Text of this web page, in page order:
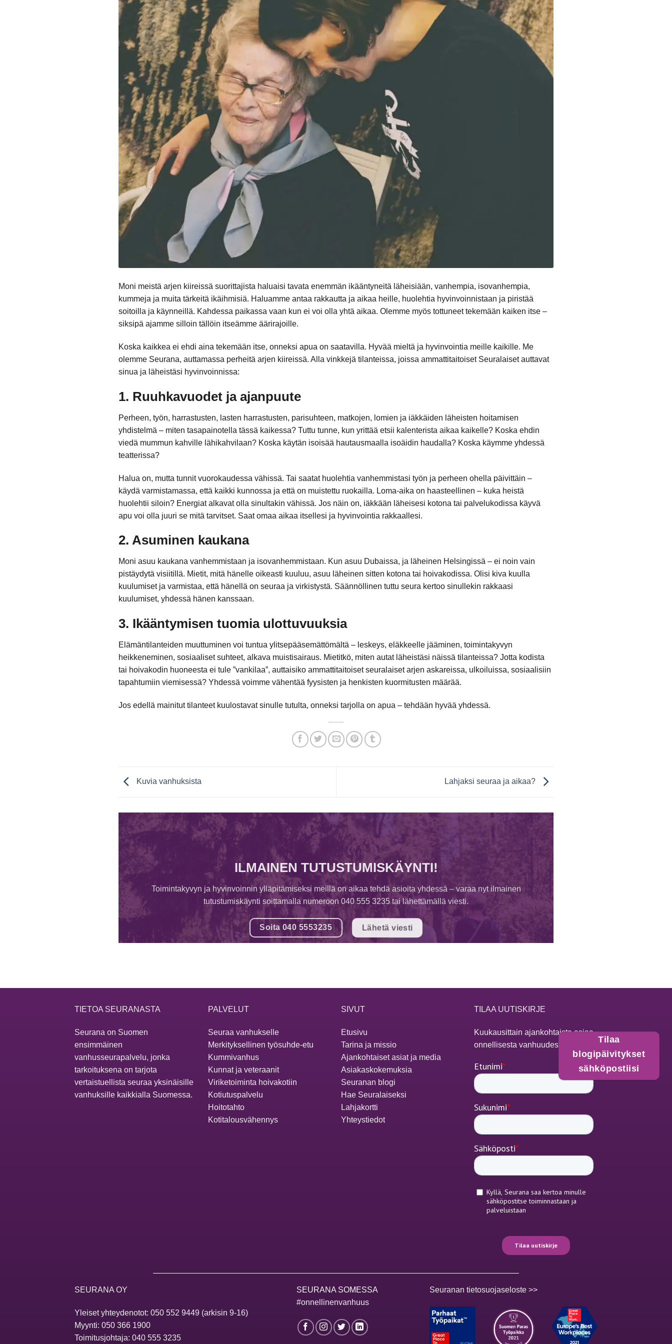
Moni meistä arjen kiireissä suorittajista haluaisi tavata enemmän ikääntyneitä läheisiään, vanhempia, isovanhempia,
kummeja ja muita tärkeitä ikäihmisiä. Haluamme antaa rakkautta ja aikaa heille, huolehtia hyvinvoinnistaan ja piristää
soitoilla ja käynneillä. Kahdessa paikassa vaan kun ei voi olla yhtä aikaa. Olemme myös tottuneet tekemään kaiken itse –
siksipä ajamme silloin tällöin itseämme äärirajoille.
Koska kaikkea ei ehdi aina tekemään itse, onneksi apua on saatavilla. Hyvää mieltä ja hyvinvointia meille kaikille. Me
olemme Seurana, auttamassa perheitä arjen kiireissä. Alla vinkkejä tilanteissa, joissa ammattitaitoiset Seuralaiset auttavat
sinua ja läheistäsi hyvinvoinnissa:
1. Ruuhkavuodet ja ajanpuute
Perheen, työn, harrastusten, lasten harrastusten, parisuhteen, matkojen, lomien ja iäkkäiden läheisten hoitamisen
yhdistelmä – miten tasapainotella tässä kaikessa? Tuttu tunne, kun yrittää etsii kalenterista aikaa kaikelle? Koska ehdin
viedä mummun kahville lähikahvilaan? Koska käytän isoisää hautausmaalla isoäidin haudalla? Koska käymme yhdessä
teatterissa?
Halua on, mutta tunnit vuorokaudessa vähissä. Tai saatat huolehtia vanhemmistasi työn ja perheen ohella päivittäin –
käydä varmistamassa, että kaikki kunnossa ja että on muistettu ruokailla. Loma-aika on haasteellinen – kuka heistä
huolehtii siloin? Energiat alkavat olla sinultakin vähissä. Jos näin on, iäkkään läheisesi kotona tai palvelukodissa käyvä
apu voi olla juuri se mitä tarvitset. Saat omaa aikaa itsellesi ja hyvinvointia rakkaallesi.
2. Asuminen kaukana
Moni asuu kaukana vanhemmistaan ja isovanhemmistaan. Kun asuu Dubaissa, ja läheinen Helsingissä – ei noin vain
pistäydytä visiitillä. Mietit, mitä hänelle oikeasti kuuluu, asuu läheinen sitten kotona tai hoivakodissa. Olisi kiva kuulla
kuulumiset ja varmistaa, että hänellä on seuraa ja virkistystä. Säännöllinen tuttu seura kertoo sinullekin rakkaasi
kuulumiset, yhdessä hänen kanssaan.
3. Ikääntymisen tuomia ulottuvuuksia
Elämäntilanteiden muuttuminen voi tuntua ylitsepääsemättömältä – leskeys, eläkkeelle jääminen, toimintakyvyn
heikkeneminen, sosiaaliset suhteet, alkava muistisairaus. Mietitkö, miten autat läheistäsi näissä tilanteissa? Jotta kodista
tai hoivakodin huoneesta ei tule ”vankilaa”, auttaisiko ammattitaitoiset seuralaiset arjen askareissa, ulkoiluissa, sosiaalisiin
tapahtumiin viemisessä? Yhdessä voimme vähentää fyysisten ja henkisten kuormitusten määrää.
Jos edellä mainitut tilanteet kuulostavat sinulle tutulta, onneksi tarjolla on apua – tehdään hyvää yhdessä.
Kuvia vanhuksista Lahjaksi seuraa ja aikaa?
Tilaa
blogipäivitykset
sähköpostiisi
ILMAINEN TUTUSTUMISKÄYNTI!
Toimintakyvyn ja hyvinvoinnin ylläpitämiseksi meillä on aikaa tehdä asioita yhdessä – varaa nyt ilmainen
tutustumiskäynti soittamalla numeroon 040 555 3235 tai lähettämällä viesti.
Soita 040 5553235 Lähetä viesti
TIETOA SEURANASTA
Seurana on Suomen
ensimmäinen
vanhusseurapalvelu, jonka
tarkoituksena on tarjota
vertaistuellista seuraa yksinäisille
vanhuksille kaikkialla Suomessa.
PALVELUT
Seuraa vanhukselle
Merkityksellinen työsuhde-etu
Kummivanhus
Kunnat ja veteraanit
Viriketoiminta hoivakotiin
Kotiutuspalvelu
Hoitotahto
Kotitalousvähennys
SIVUT
Etusivu
Tarina ja missio
Ajankohtaiset asiat ja media
Asiakaskokemuksia
Seuranan blogi
Hae Seuralaiseksi
Lahjakortti
Yhteystiedot
TILAA UUTISKIRJE
Kuukausittain ajankohtaista asiaa
onnellisesta vanhuudesta
SEURANA OY
Yleiset yhteydenotot:050 552 9449 (arkisin 9-16)
Myynti:050 366 1900
Toimitusjohtaja:040 555 3235
SEURANA SOMESSA
#onnellinenvanhuus
Seuranan tietosuojaseloste >>